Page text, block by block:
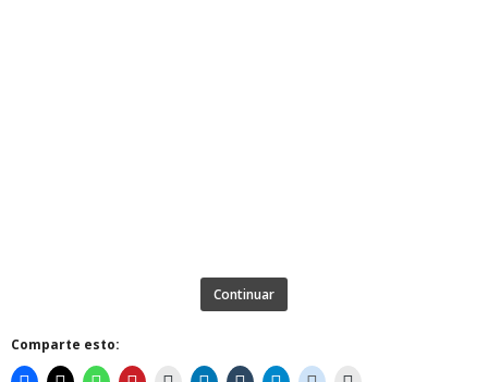
Continuar
Comparte esto: